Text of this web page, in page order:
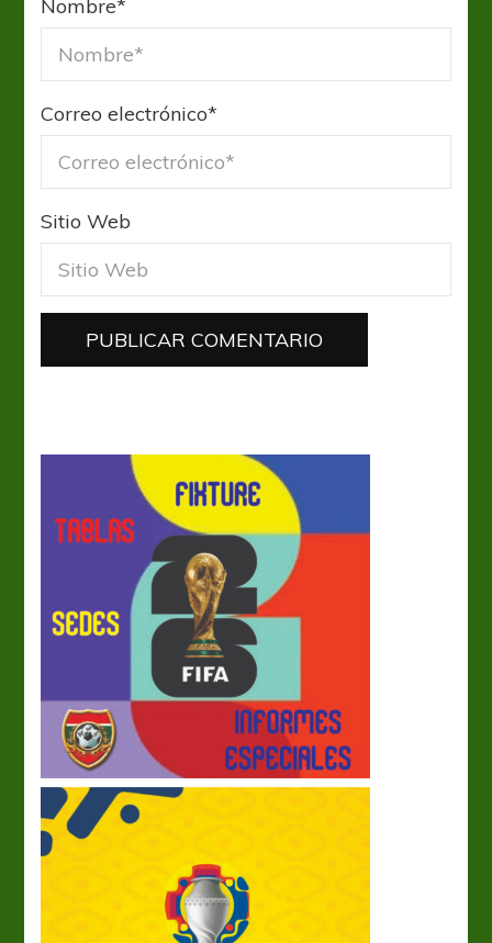
Nombre*
Correo electrónico*
Sitio Web